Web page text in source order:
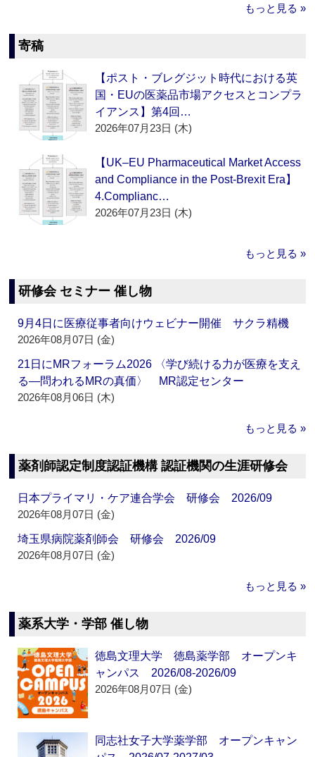
もっと見る »
寄稿
【ポスト・ブレグジット時代における英
国・EUの医薬品市場アクセスとコンプラ
イアンス】第4回…
2026年07月23日 (木)
【UK–EU Pharmaceutical Market Access
and Compliance in the Post-Brexit Era】
4.Complianc…
2026年07月23日 (木)
もっと見る »
研修会 セミナー 催し物
9月4日に医療従事者向けウェビナー開催 サクラ精機
2026年08月07日 (金)
21日にMRフォーラム2026 〈学び続ける力が医療を支え
る―問われるMRの真価〉 MR認定センター
2026年08月06日 (木)
もっと見る »
薬剤師認定制度認証機構 認証機関の生涯研修会
日本プライマリ・ケア連合学会 研修会 2026/09
2026年08月07日 (金)
埼玉県病院薬剤師会 研修会 2026/09
2026年08月07日 (金)
もっと見る »
薬系大学・学部 催し物
徳島文理大学 徳島薬学部 オープンキ
ャンパス 2026/08-2026/09
2026年08月07日 (金)
同志社女子大学薬学部 オープンキャン